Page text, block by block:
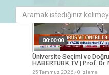
00:00:00
Üniversite Seçimi ve
HABERTÜRK TV | Prof.
25 Temmuz 2026 0 izleme